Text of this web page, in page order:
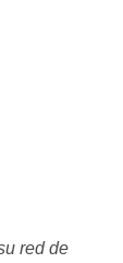
red de